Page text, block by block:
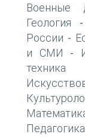
Военные
Геология -
России -
и СМИ -
Педагогика